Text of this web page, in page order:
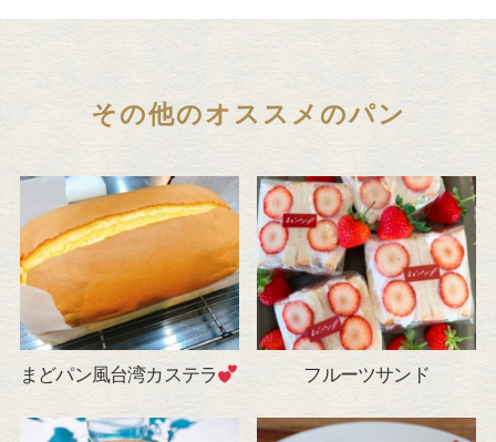
その他のオススメのパン
まどパン風台湾カステラ フルーツサンド